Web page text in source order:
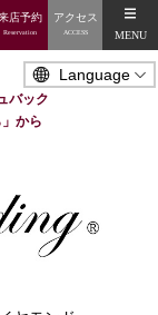
店予約
Reservation
アクセス
ACCESS MENU
バック
から